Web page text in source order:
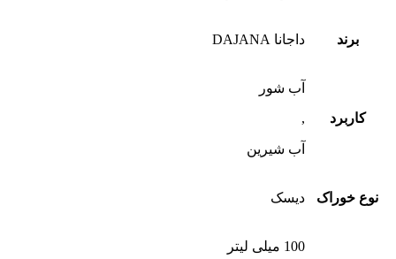
برند داجانا DAJANA
کاربرد
آب شور
,
آب شیرین
نوع خوراک دیسک
100 میلی لیتر